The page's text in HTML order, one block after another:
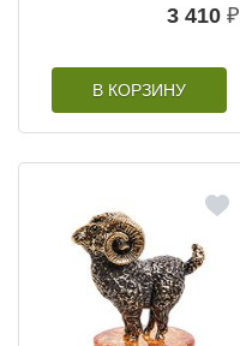
3 410 ₽
В КОРЗИНУ